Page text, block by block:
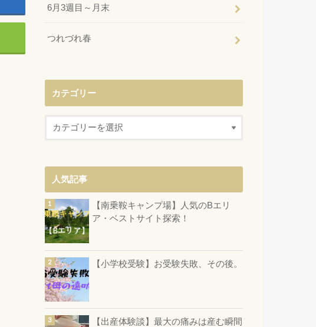
6月3週目～月末
つれづれ春
カテゴリー
人気記事
【南乗鞍キャンプ場】人気のBエリ
ア・ベストサイト探索！
【小学校受験】お受験失敗、その後。
【出産体験談】最大の痛みは産む瞬間